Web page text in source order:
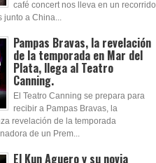
café concert nos lleva en un recorrido
a China...
Pampas Bravas, la revelación
de la temporada en Mar del
Plata, llega al Teatro
Canning.
El Teatro Canning se prepara para
recibir a Pampas Bravas, la
revelación de la temporada
de un Prem...
El Kun Aguero y su novia